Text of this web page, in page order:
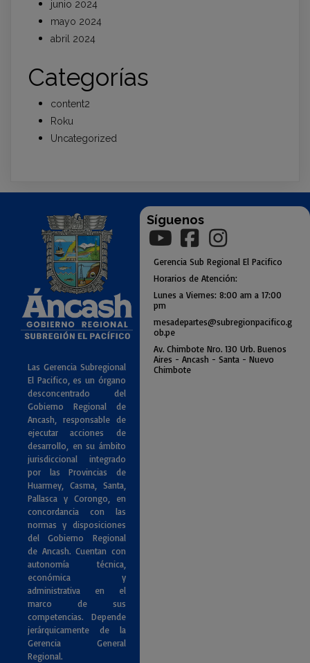
junio 2024
mayo 2024
abril 2024
Categorías
content2
Roku
Uncategorized
Las Gerencia Subregional
El Pacifico, es un órgano
desconcentrado del
Gobierno Regional de
Ancash, responsable de
ejecutar acciones de
desarrollo, en su ámbito
jurisdiccional integrado
por las Provincias de
Huarmey, Casma, Santa,
Pallasca y Corongo, en
concordancia con las
normas y disposiciones
del Gobierno Regional
de Ancash. Cuentan con
autonomía técnica,
económica y
administrativa en el
marco de sus
competencias. Depende
jerárquicamente de la
Gerencia General
Regional.
Síguenos
Gerencia Sub Regional El Pacifico
Horarios de Atención:
Lunes a Viernes: 8:00 am a 17:00
pm
mesadepartes@subregionpacifico.g
ob.pe
Av. Chimbote Nro. 130 Urb. Buenos
Aires - Ancash - Santa - Nuevo
Chimbote